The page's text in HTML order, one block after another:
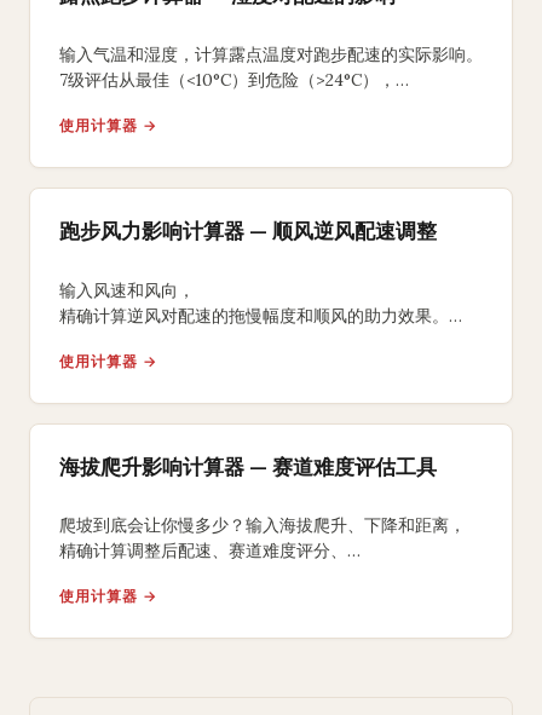
输入气温和湿度，计算露点温度对跑步配速的实际影响。
7级评估从最佳（<10°C）到危险（>24°C），
使用计算器 →
跑步风力影响计算器 — 顺风逆风配速调整
输入风速和风向，
精确计算逆风对配速的拖慢幅度和顺风的助力效果。
使用计算器 →
海拔爬升影响计算器 — 赛道难度评估工具
爬坡到底会让你慢多少？输入海拔爬升、下降和距离，
精确计算调整后配速、赛道难度评分、
使用计算器 →